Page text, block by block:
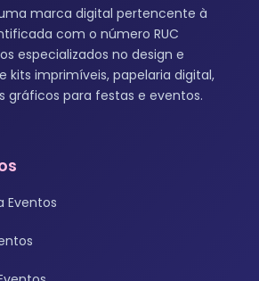
marca digital pertencente à
com o número RUC
especializados no design e
kits imprimíveis, papelaria digital,
gráficos para festas e eventos.
Eventos